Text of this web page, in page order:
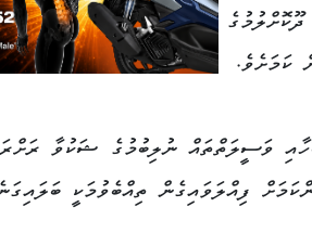
ކަމަށެވެ.
ވަސީލަތްތައް ނުލިބުމުގެ ޝަކުވާ
ފިއްލަވައިގެން ތިއްބެވުމަކީ